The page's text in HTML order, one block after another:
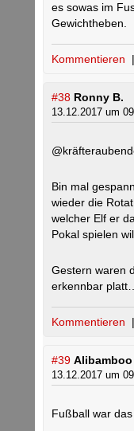
es sowas im
Gewichtheben.
Kommentieren |
#38 Ronny B.
13.12.2017 um
Bin mal
wieder die
welcher Elf er
Pokal spielen
Gestern waren
erkennbar
Kommentieren |
#39 Alibamboo
13.12.2017 um
Fußball war